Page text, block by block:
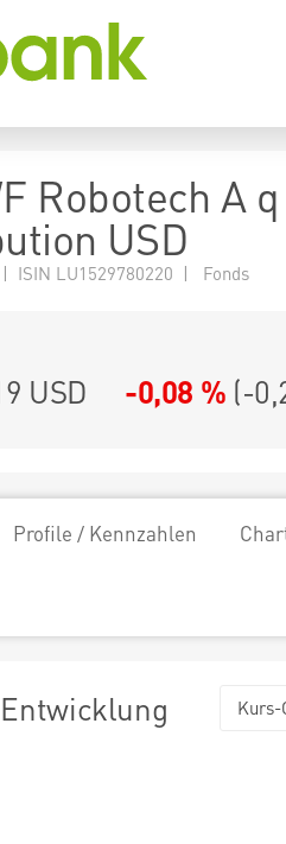
Robotech A q
USD
ISIN LU1529780220 | Fonds
USD -0,08 % (-
Profile / Kennzahlen
Kurs-